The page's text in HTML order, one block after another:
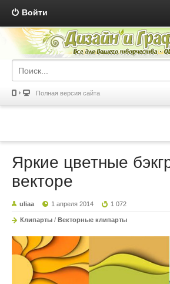
Войти
Полная версия сайта
Яркие цветные
векторе
uliaa 1 апреля 2014 1 072
Клипарты / Векторные клипарты